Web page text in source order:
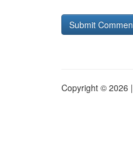
Copyright © 2026 |